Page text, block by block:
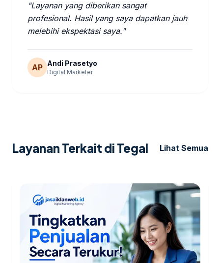
"Layanan yang diberikan sangat
profesional. Hasil yang saya dapatkan jauh
melebihi ekspektasi saya."
AP Andi Prasetyo
Digital Marketer
Layanan Terkait di Tegal Lihat Semua